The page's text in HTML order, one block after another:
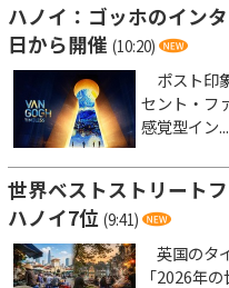
ハノイ：ゴッホのイン
日から開催 (10:20)
ポスト印
セント・フ
感覚型イン...
世界ベストストリート
ハノイ7位 (9:41)
英国のタ
「2026年